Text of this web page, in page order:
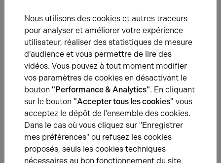
Une question ?
Prenez contact avec nos experts pour vous
accompagner dans votre projet d’immobilier
d’entreprise.
Je prends contact
Nous utilisons des cookies et autres traceurs
pour analyser et améliorer votre expérience
utilisateur, réaliser des statistiques de mesure
d’audience et vous permettre de lire des
vidéos. Vous pouvez à tout moment modifier
vos paramètres de cookies en désactivant le
bouton "Performance & Analytics". En cliquant
sur le bouton "Accepter tous les cookies" vous
acceptez le dépôt de l’ensemble des cookies.
Dans le cas où vous cliquez sur "Enregistrer
mes préférences" ou refusez les cookies
proposés, seuls les cookies techniques
nécessaires au bon fonctionnement du site